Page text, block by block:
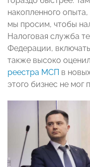
накопленного
мы просим, чтобы
Налоговая служба
Федерации,
также высоко
реестра МСП в
этого бизнес не мог